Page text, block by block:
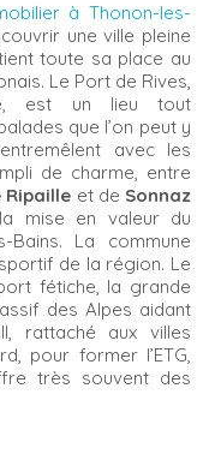
à Thonon-les-
une ville pleine
toute sa place au
Le Port de Rives,
est un lieu tout
que l’on peut y
avec les
de charme, entre
et de Sonnaz
mise en valeur du
Bains. La commune
de la région. Le
fétiche, la grande
des Alpes aidant
rattaché aux villes
pour former l’ETG,
très souvent des